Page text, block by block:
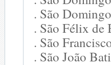
. São
. São Félix de
. São
. São João